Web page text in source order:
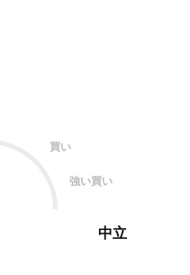
買い
強い買い
中立